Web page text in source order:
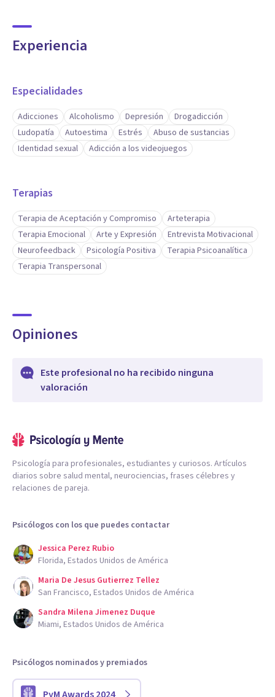
Experiencia
Especialidades
Adicciones Alcoholismo Depresión
Drogadicción
Ludopatía
Autoestima Estrés
Abuso de sustancias
Identidad sexual
Adicción a los videojuegos
Terapias
Terapia de Aceptación y Compromiso
Arteterapia
Terapia Emocional
Arte y Expresión
Entrevista Motivacional
Neurofeedback
Psicología Positiva
Terapia Psicoanalítica
Terapia Transpersonal
Opiniones
Este profesional no ha recibido ninguna
valoración
Psicología para profesionales, estudiantes y curiosos. Artículos
diarios sobre salud mental, neurociencias, frases célebres y
relaciones de pareja.
Psicólogos con los que puedes contactar
Jessica Perez Rubio
Florida, Estados Unidos de América
Maria De Jesus Gutierrez Tellez
San Francisco, Estados Unidos de América
Sandra Milena Jimenez Duque
Miami, Estados Unidos de América
Psicólogos nominados y premiados